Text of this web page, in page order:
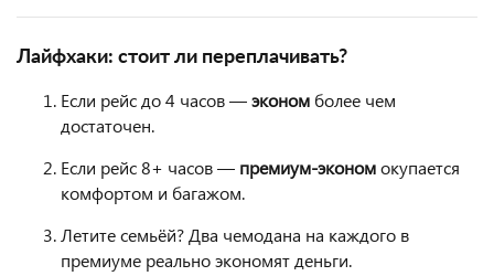
Лайфхаки: стоит ли переплачивать?
Если рейс до 4 часов —эконом более чем
достаточен.
Если рейс 8+ часов — премиум-экономокупается
комфортом и багажом.
Летите семьёй? Два чемодана на каждого в
премиуме реально экономят деньги.